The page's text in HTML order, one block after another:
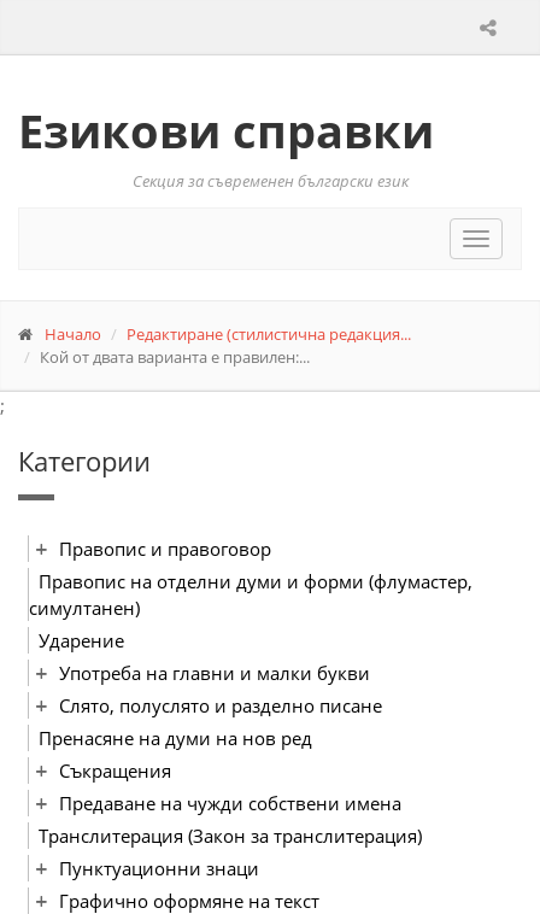
Езикови справки
Секция за съвременен български език
Toggle
Начало
Редактиране (стилистична редакция...
Кой от двата варианта е правилен:...
;
Категории
Правопис и правоговор
Правопис на отделни думи и форми (флумастер,
симултанен)
Ударение
Употреба на главни и малки букви
Слято, полуслято и разделно писане
Пренасяне на думи на нов ред
Съкращения
Предаване на чужди собствени имена
Транслитерация (Закон за транслитерация)
Пунктуационни знаци
Графично оформяне на текст